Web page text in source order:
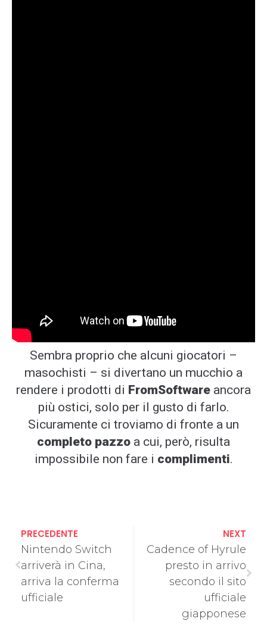
Sembra proprio che alcuni giocatori –
masochisti – si divertano un mucchio a
rendere i prodotti di FromSoftware ancora
più ostici, solo per il gusto di farlo.
Sicuramente ci troviamo di fronte a un
completo pazzo a cui, però, risulta
impossibile non fare i complimenti.
PRECEDENTE
Nintendo Switch
arriverà in Cina,
arriva la conferma
ufficiale
NEXT
Cadence of Hyrule
presto in arrivo
secondo il sito
ufficiale
giapponese